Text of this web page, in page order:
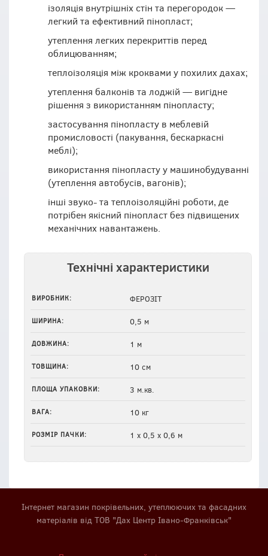
ізоляція внутрішніх стін та перегородок —
легкий та ефективний пінопласт;
утеплення легких перекриттів перед
облицюванням;
теплоізоляція між кроквами у похилих дахах;
утеплення балконів та лоджій — вигідне
рішення з використанням пінопласту;
застосування пінопласту в меблевій
промисловості (пакування, бескаркасні
меблі);
використання пінопласту у машинобудуванні
(утеплення автобусів, вагонів);
інші звуко- та теплоізоляційні роботи, де
потрібен якісний пінопласт без підвищених
механічних навантажень.
Технічні характеристики
ВИРОБНИК: ФЕРОЗІТ
ШИРИНА: 0,5 м
ДОВЖИНА: 1 м
ТОВЩИНА: 10 см
ПЛОЩА УПАКОВКИ: 3 м.кв.
ВАГА: 10 кг
РОЗМІР ПАЧКИ: 1 х 0,5 х 0,6 м
Інтернет магазин покрівельних, утеплюючих та фасадних
матеріалів від ТОВ "Дах Центр Івано-Франківськ"